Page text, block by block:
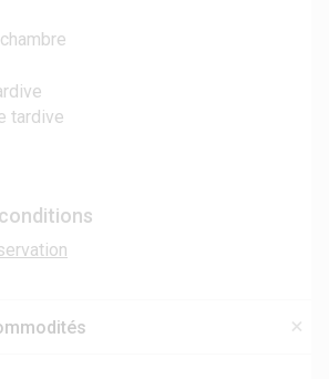
tardive